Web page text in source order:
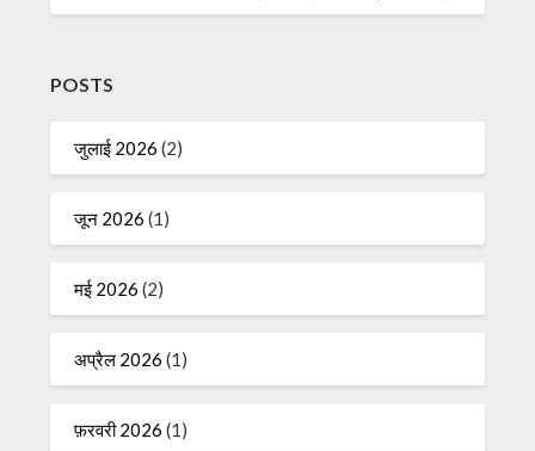
POSTS
जुलाई 2026 (2)
जून 2026 (1)
मई 2026 (2)
अप्रैल 2026 (1)
फ़रवरी 2026 (1)